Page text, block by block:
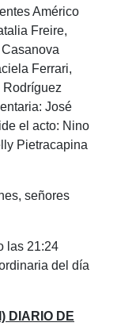
Américo
Freire,
Ferrari,
Rodríguez
José
el acto: Nino
Pietracapina
señores
las 21:24
del día
DIARIO DE